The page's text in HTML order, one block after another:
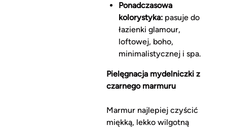
Ponadczasowa
kolorystyka:pasuje do
łazienki glamour,
loftowej, boho,
minimalistycznej i spa.
Pielęgnacja mydelniczki z
czarnego marmuru
Marmur najlepiej czyścić
miękką, lekko wilgotną